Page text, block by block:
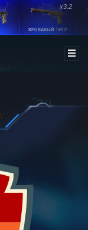
x3.2
КРОВАВЫЙ ТИГР